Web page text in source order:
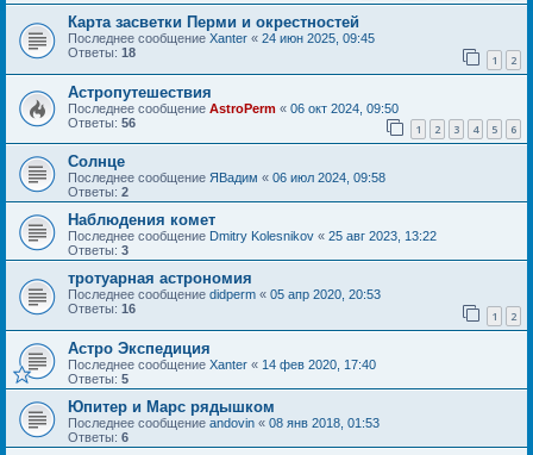
Карта засветки Перми и окрестностей
Последнее сообщение Xanter « 24 июн 2025, 09:45
Ответы: 18 1 2
Астропутешествия
Последнее сообщение AstroPerm « 06 окт 2024, 09:50
Ответы: 56 1 2 3 4 5 6
Солнце
Последнее сообщение ЯВадим « 06 июл 2024, 09:58
Ответы: 2
Наблюдения комет
Последнее сообщение Dmitry Kolesnikov « 25 авг 2023, 13:22
Ответы: 3
тротуарная астрономия
Последнее сообщение didperm « 05 апр 2020, 20:53
Ответы: 16 1 2
Астро Экспедиция
Последнее сообщение Xanter « 14 фев 2020, 17:40
Ответы: 5
Юпитер и Марс рядышком
Последнее сообщение andovin « 08 янв 2018, 01:53
Ответы: 6